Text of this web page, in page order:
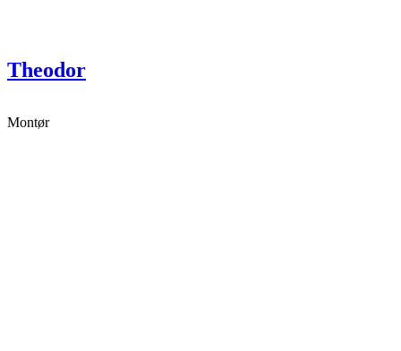
Theodor
Montør